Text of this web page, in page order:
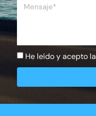
He leído y acepto la